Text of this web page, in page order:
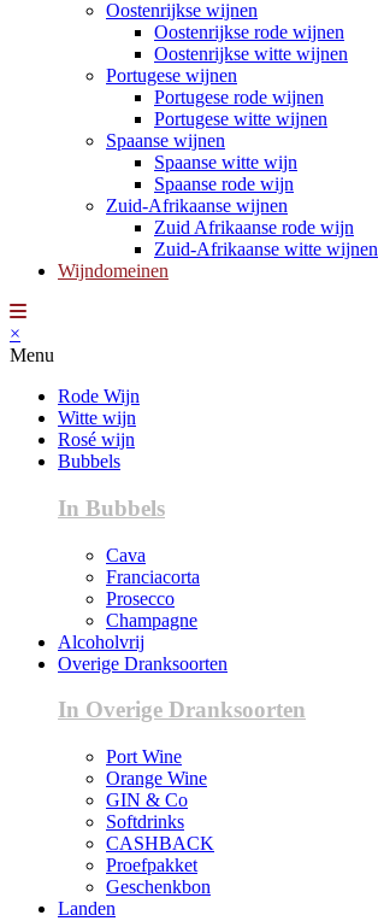
Oostenrijkse wijnen
Oostenrijkse rode wijnen
Oostenrijkse witte wijnen
Portugese wijnen
Portugese rode wijnen
Portugese witte wijnen
Spaanse wijnen
Spaanse witte wijn
Spaanse rode wijn
Zuid-Afrikaanse wijnen
Zuid Afrikaanse rode wijn
Zuid-Afrikaanse witte wijnen
Wijndomeinen
×
Menu
Rode Wijn
Witte wijn
Rosé wijn
Bubbels
In Bubbels
Cava
Franciacorta
Prosecco
Champagne
Alcoholvrij
Overige Dranksoorten
In Overige Dranksoorten
Port Wine
Orange Wine
GIN & Co
Softdrinks
CASHBACK
Proefpakket
Geschenkbon
Landen